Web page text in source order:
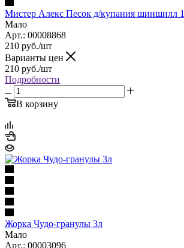
Мистер Алекс Песок д/купания шиншилл
Мало
Арт.: 00008868
210 руб./шт
Варианты цен
210 руб./шт
Подробности
В корзину
Жорка Чудо-гранулы 3л
Мало
Арт.: 00003096